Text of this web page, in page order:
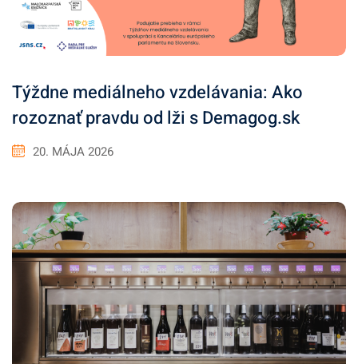
Týždne mediálneho vzdelávania: Ako
rozoznať pravdu od lži s Demagog.sk
20. MÁJA 2026